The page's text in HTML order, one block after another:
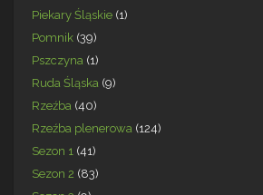
Piekary Śląskie (1)
Pomnik (39)
Pszczyna (1)
Ruda Śląska (9)
Rzeźba (40)
Rzeźba plenerowa (124)
Sezon 1 (41)
Sezon 2 (83)